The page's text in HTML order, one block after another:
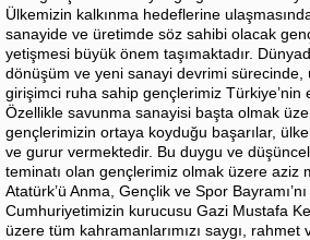
Ülkemizin kalkınma hedeflerine
sanayide ve üretimde söz sahibi olacak
yetişmesi büyük önem taşımaktadır.
dönüşüm ve yeni sanayi devrimi sürecinde,
girişimci ruha sahip gençlerimiz Türkiye’nin
Özellikle savunma sanayisi başta olmak
gençlerimizin ortaya koyduğu başarılar,
ve gurur vermektedir. Bu duygu ve
teminatı olan gençlerimiz olmak üzere aziz
Atatürk’ü Anma, Gençlik ve Spor
Cumhuriyetimizin kurucusu Gazi Mustafa
üzere tüm kahramanlarımızı saygı, rahmet